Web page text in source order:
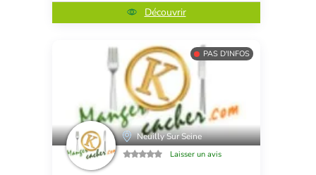
Découvrir
PAS D'INFOS
Neuilly Sur Seine
Laisser un avis